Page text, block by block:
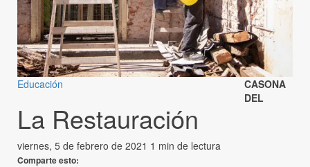
Educación
La Restauración
viernes, 5 de febrero de 2021 1 min de lectura
Comparte esto:
CASONA
DEL